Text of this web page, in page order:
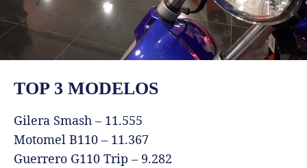
TOP 3 MODELOS
Gilera Smash – 11.555
Motomel B110 – 11.367
Guerrero G110 Trip – 9.282